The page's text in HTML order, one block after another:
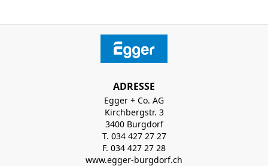
ADRESSE
Egger + Co. AG
Kirchbergstr. 3
3400 Burgdorf
T. 034 427 27 27
F. 034 427 27 28
www.egger-burgdorf.ch